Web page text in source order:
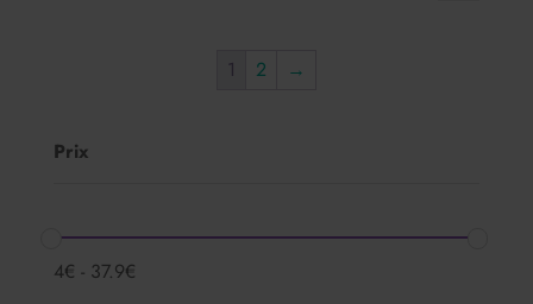
1 2 →
Prix
4€ - 37.9€